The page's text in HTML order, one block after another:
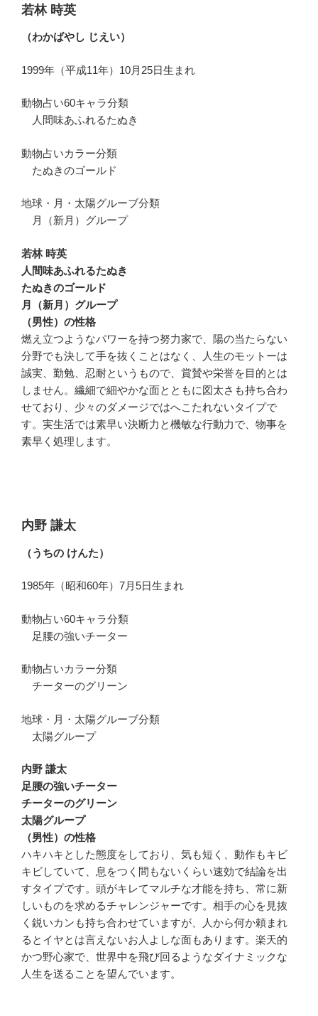
若林 時英
（わかばやし じえい）
1999年（平成11年）10月25日生まれ
動物占い60キャラ分類
人間味あふれるたぬき
動物占いカラー分類
たぬきのゴールド
地球・月・太陽グルーブ分類
月（新月）グループ
若林 時英
人間味あふれるたぬき
たぬきのゴールド
月（新月）グループ
（男性）の性格
燃え立つようなパワーを持つ努力家で、陽の当たらない
分野でも決して手を抜くことはなく、人生のモットーは
誠実、勤勉、忍耐というもので、賞賛や栄誉を目的とは
しません。繊細で細やかな面とともに図太さも持ち合わ
せており、少々のダメージではへこたれないタイプで
す。実生活では素早い決断力と機敏な行動力で、物事を
素早く処理します。
内野 謙太
（うちの けんた）
1985年（昭和60年）7月5日生まれ
動物占い60キャラ分類
足腰の強いチーター
動物占いカラー分類
チーターのグリーン
地球・月・太陽グルーブ分類
太陽グループ
内野 謙太
足腰の強いチーター
チーターのグリーン
太陽グループ
（男性）の性格
ハキハキとした態度をしており、気も短く、動作もキビ
キビしていて、息をつく間もないくらい速効で結論を出
すタイプです。頭がキレてマルチな才能を持ち、常に新
しいものを求めるチャレンジャーです。相手の心を見抜
く鋭いカンも持ち合わせていますが、人から何か頼まれ
るとイヤとは言えないお人よしな面もあります。楽天的
かつ野心家で、世界中を飛び回るようなダイナミックな
人生を送ることを望んでいます。